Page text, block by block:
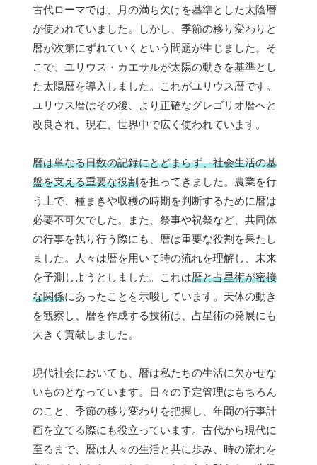
古代ローマでは、月の満ち欠けを基準とした太陰暦
が使われていました。しかし、季節の移り変わりと
暦が次第にずれていくという問題が生じました。そ
こで、ユリウス・カエサルが太陽の動きを基準とし
た太陽暦を導入しました。これがユリウス暦です。
ユリウス暦はその後、より正確なグレゴリオ暦へと
改良され、現在、世界中で広く使われています。
暦は単なる日数の記録にとどまらず、社会生活の基
盤を支える重要な役割を担ってきました。農業を行
う上で、種まきや収穫の時期を判断するために暦は
必要不可欠でした。また、祭事や祝祭など、共同体
の行事を執り行う際にも、暦は重要な役割を果たし
ました。人々は暦を用いて時の流れを理解し、未来
を予測しようとしました。これは暦と占星術が密接
な関係にあったことを示唆しています。天体の動き
を観察し、暦を作成する技術は、占星術の発展にも
大きく貢献しました。
現代社会においても、暦は私たちの生活に欠かせな
いものとなっています。日々の予定管理はもちろん
のこと、季節の移り変わりを把握し、年間の行事計
画を立てる際にも役立っています。古代から現代に
至るまで、暦は人々の生活と共に歩み、時の流れを